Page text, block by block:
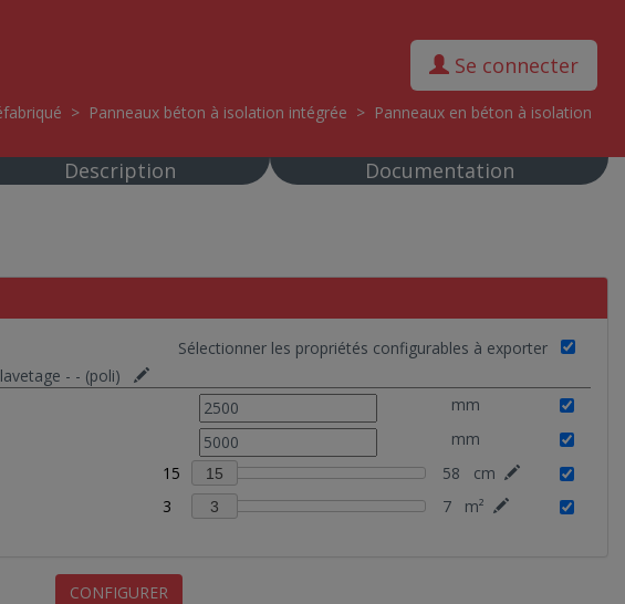
Se connecter
> Panneaux béton à isolation intégrée > Panneaux en béton à isolation
Description Documentation
Sélectionner les propriétés configurables à exporter
- - (poli)
mm
mm
15 15 58
cm
3 3 7 m²
CONFIGURER